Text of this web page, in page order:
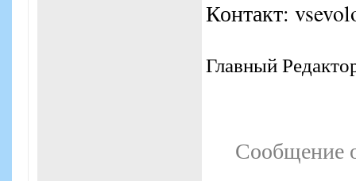
Контакт:
Главный
Сообщение